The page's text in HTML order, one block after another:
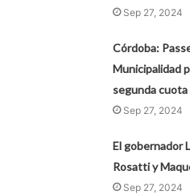
Sep 27, 2024
Córdoba:
Municipalidad
segunda cuota
Sep 27, 2024
El gobernador
Rosatti y
Sep 27, 2024